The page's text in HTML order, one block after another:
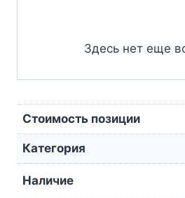
Здесь нет еще
Стоимость позиции
Категория
Наличие